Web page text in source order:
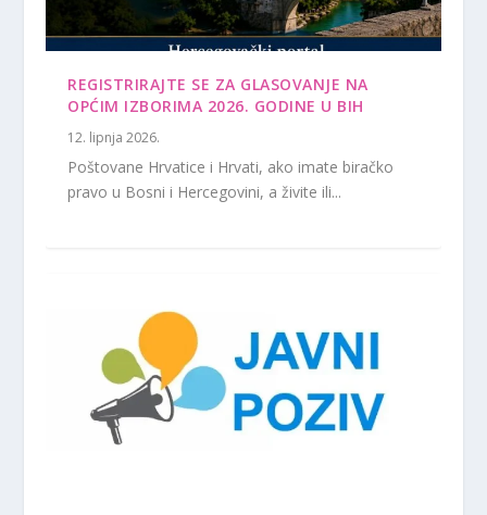
REGISTRIRAJTE SE ZA GLASOVANJE NA
OPĆIM IZBORIMA 2026. GODINE U BIH
12. lipnja 2026.
Poštovane Hrvatice i Hrvati, ako imate biračko
pravo u Bosni i Hercegovini, a živite ili...